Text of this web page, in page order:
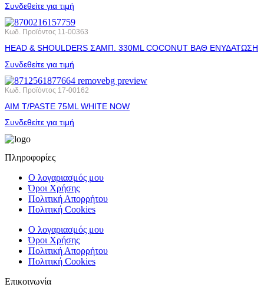
Συνδεθείτε για τιμή
Κωδ. Προϊόντος 11-00363
HEAD & SHOULDERS ΣΑΜΠ. 330ML COCONUT ΒΑΘ ΕΝΥΔΑΤΩΣΗ
Συνδεθείτε για τιμή
Κωδ. Προϊόντος 17-00162
AIM T/PASTE 75ML WHITE NOW
Συνδεθείτε για τιμή
Πληροφορίες
Ο λογαριασμός μου
Όροι Χρήσης
Πολιτική Απορρήτου
Πολιτική Cookies
Ο λογαριασμός μου
Όροι Χρήσης
Πολιτική Απορρήτου
Πολιτική Cookies
Επικοινωνία